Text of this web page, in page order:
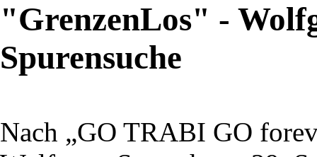
"GrenzenLos" -
Spurensuche
Nach „GO TRABI GO